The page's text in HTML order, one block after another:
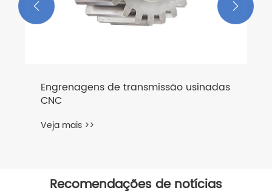
Engrenagens de transmissão usinadas
CNC
Veja mais >>
 
Recomendações de notícias